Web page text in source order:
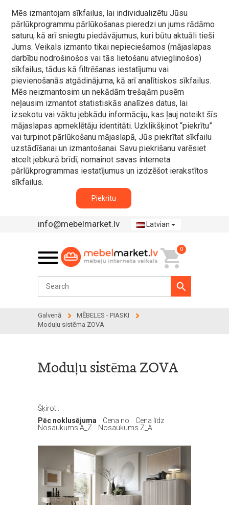
Mēs izmantojam sīkfailus, lai individualizētu Jūsu
pārlūkprogrammu pārlūkošanas pieredzi un jums rādāmo
saturu, kā arī sniegtu piedāvājumus, kuri būtu aktuāli tieši
Jums. Veikals izmanto tikai nepieciešamos (mājaslapas
darbību nodrošinošos vai tās lietošanu atvieglinošos)
sīkfailus, tādus kā filtrēšanas iestatījumu vai
pievienošanās atgādinājuma, kā arī analītiskos sīkfailus.
Mēs neizmantosim un nekādām trešajām pusēm
neļausim izmantot statistiskās analīzes datus, lai
izsekotu vai vāktu jebkādu informāciju, kas ļauj noteikt šīs
mājaslapas apmeklētāju identitāti. Uzklikšķinot “piekrītu”
vai turpinot pārlūkošanu mājaslapā, Jūs piekrītat sīkfailu
uzstādīšanai un izmantošanai. Savu piekrišanu varēsiet
atcelt jebkurā brīdī, nomainot savas interneta
pārlūkprogrammas iestatījumus un izdzēšot ierakstītos
sīkfailus.
Piekritu
info@mebelmarket.lv Latvian
0
Galvenā
MĒBELES - PIASKI
Moduļu sistēma ZOVA
Moduļu sistēma ZOVA
Šķirot::
Pēc noklusējuma
Cena no
Cena līdz
Nosaukums A_Z
Nosaukums Z_A